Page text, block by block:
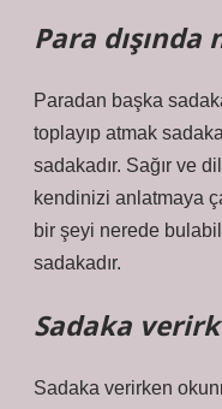
Para dışında
Paradan başka
toplayıp atmak
sadakadır. Sağır ve
kendinizi anlatmaya
bir şeyi nerede
sadakadır.
Sadaka
Sadaka verirken